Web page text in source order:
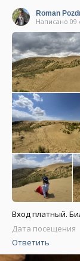
Roman
Написано 09
Вход платный.
Дата посещения
Ответить